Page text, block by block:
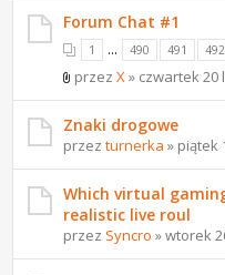
Forum Chat #1
1 ... 490 491 492
przezX » czwartek 20
Znaki drogowe
przezturnerka » piątek
Which virtual
realistic live roul
przez Syncro » wtorek